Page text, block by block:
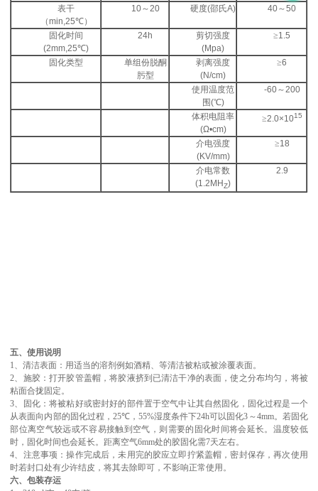
表干
（min,25℃）
10～20 硬度(邵氏A) 40～50
固化时间
(2mm,25℃)
24h
剪切强度
(Mpa)
≥1.5
固化类型
单组份脱酮
肟型
剥离强度
(N/cm)
≥6
使用温度范
围(℃)
-60～200
体积电阻率
(Ω•cm)
≥2.0×1015
介电强度
(KV/mm)
≥18
介电常数
(1.2MHZ)
2.9
五、使用说明
1
、清洁表面：用适当的溶剂例如酒精、等清洁被粘或被涂覆表面。
2
施胶：打开胶管盖帽，将胶液挤到已清洁干净的表面，使之分布均匀，将被
粘面合拢固定。
3
固化：将被粘好或密封好的部件置于空气中让其自然固化，固化过程是一个
从表面向内部的固化过程 ， 25℃， 55%湿度条件下24h可以固化3 ～4mm。 若固化
部位离空气较远或不容易接触到空气，则需要的固化时间将会延长。温度较低
时，固化时间也会延长。距离空气6mm处的胶固化需7天左右。
4
注意事项：操作完成后，未用完的胶应立即拧紧盖帽，密封保存，再次使用
时若封口处有少许结皮，将其去除即可，不影响正常使用。
六、包装存运